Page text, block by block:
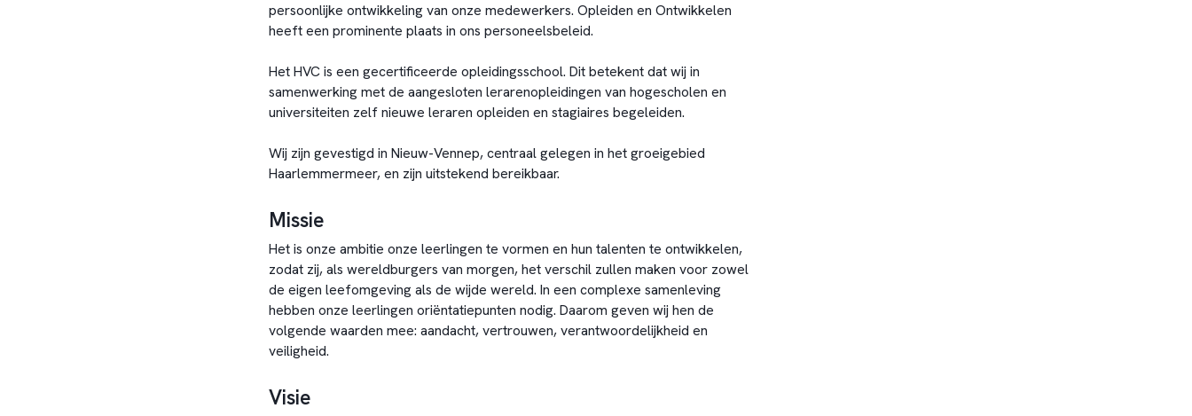
persoonlijke ontwikkeling van onze medewerkers. Opleiden en Ontwikkelen
heeft een prominente plaats in ons personeelsbeleid.
Het HVC is een gecertificeerde opleidingsschool. Dit betekent dat wij in
samenwerking met de aangesloten lerarenopleidingen van hogescholen en
universiteiten zelf nieuwe leraren opleiden en stagiaires begeleiden.
Wij zijn gevestigd in Nieuw-Vennep, centraal gelegen in het groeigebied
Haarlemmermeer, en zijn uitstekend bereikbaar.
Missie
Het is onze ambitie onze leerlingen te vormen en hun talenten te ontwikkelen,
zodat zij, als wereldburgers van morgen, het verschil zullen maken voor zowel
de eigen leefomgeving als de wijde wereld. In een complexe samenleving
hebben onze leerlingen oriëntatiepunten nodig. Daarom geven wij hen de
volgende waarden mee: aandacht, vertrouwen, verantwoordelijkheid en
veiligheid.
Visie